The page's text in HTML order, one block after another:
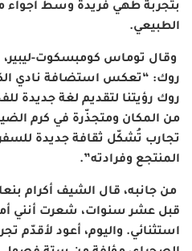
بتجربة طهي فريدة وسط أجواء
الطبيعي.
وقال توماس كومبسكوت-ليبير،
روك: “تعكس استضافة نادي
روك رؤيتنا لتقديم لغة جديدة
من المكان ومتجذّرة في كرم
تجارب تُشكّل ثقافة جديدة
المنتجع وفرادته”.
من جانبه، قال الشيف أكرام
قبل عشر سنوات، شعرت أنني
استثنائي. واليوم، أعود لأقدّم